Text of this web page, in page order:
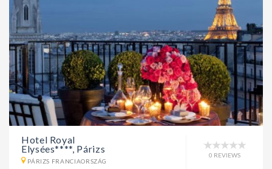
Hotel Royal
Elysées****, Párizs
PÁRIZS FRANCIAORSZÁG
0 REVIEWS